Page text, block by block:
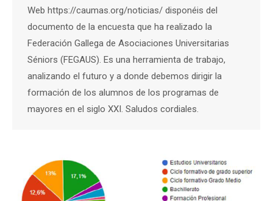
Web https://caumas.org/noticias/ disponéis del
documento de la encuesta que ha realizado la
Federación Gallega de Asociaciones Universitarias
Séniors (FEGAUS). Es una herramienta de trabajo,
analizando el futuro y a donde debemos dirigir la
formación de los alumnos de los programas de
mayores en el siglo XXI. Saludos cordiales.